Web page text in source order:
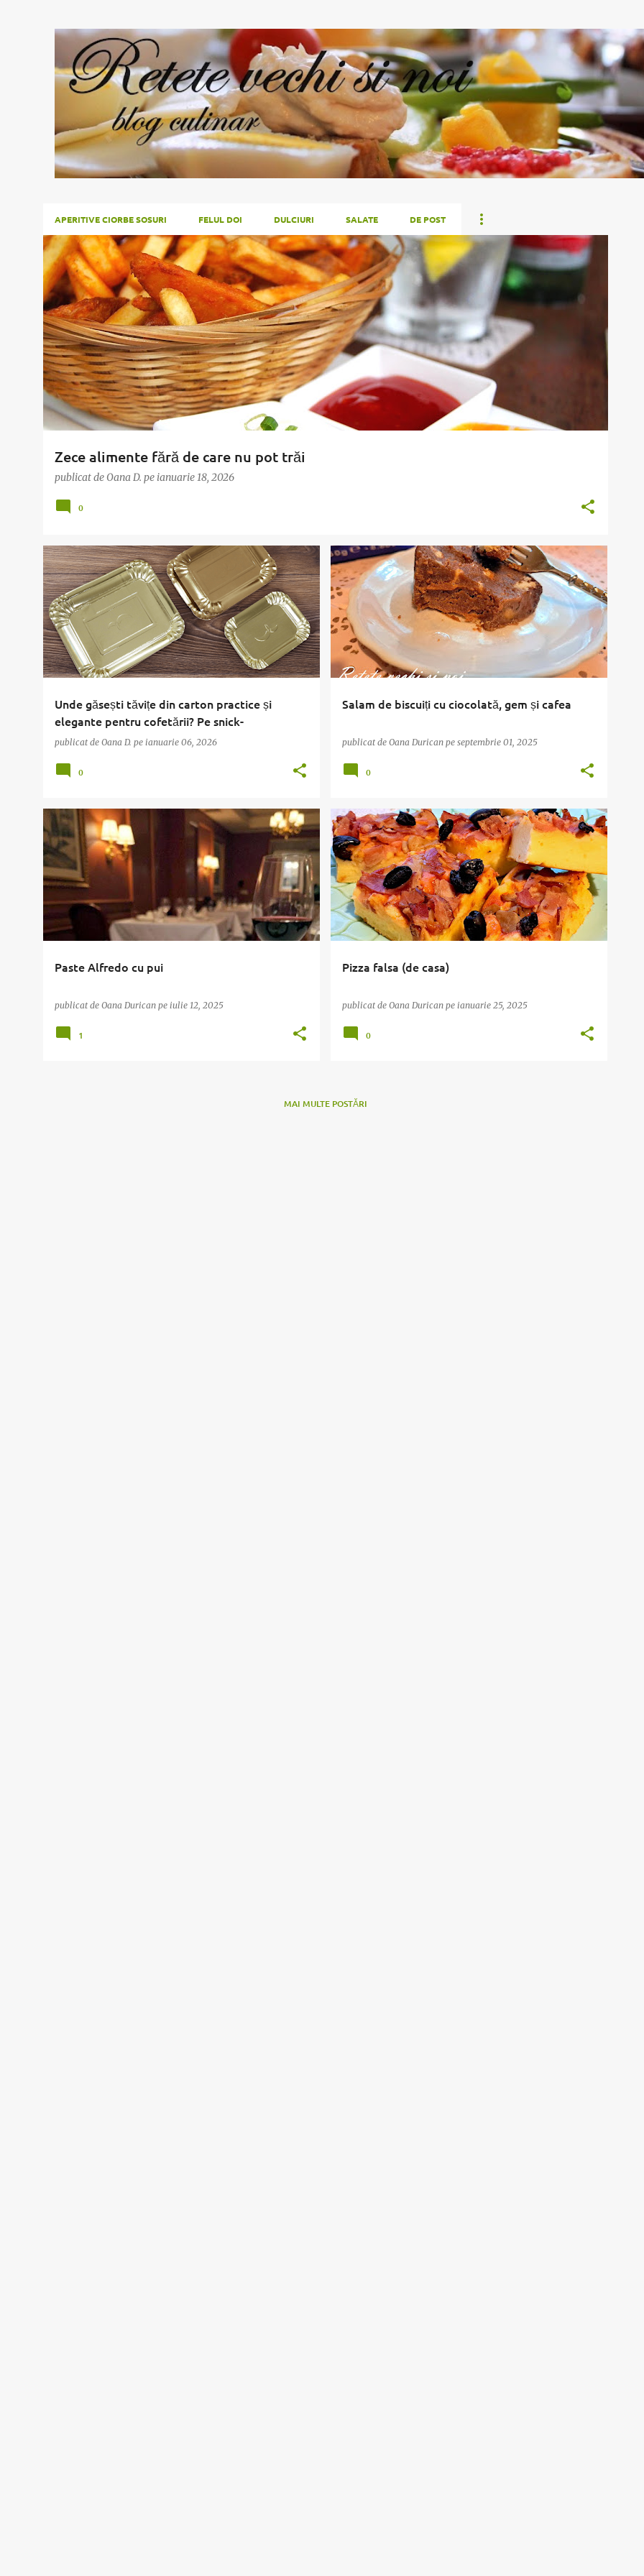
APERITIVE CIORBE SOSURI FELUL DOI DULCIURI SALATE DE POST
P
o
s
t
ă
r
i
Zece alimente fără de care nu pot trăi
publicat de Oana D. pe ianuarie 18, 2026
LEAPSA
0
Unde găsești tăvițe din carton practice și
elegante pentru cofetării? Pe snick-
ambalaje.com!
publicat de Oana D. pe ianuarie 06, 2026
AMBALAJE ARTICOL COFETARIE
PATISERIE
SNICK
+
TAVITE
0
Salam de biscuiți cu ciocolată, gem și cafea
publicat de Oana Durican pe septembrie 01, 2025
CAFEA DESERT DULCIURI
RETETE TRADITIONALE
+
SALAM DE BISCUITI
0
Paste Alfredo cu pui
publicat de Oana Durican pe iulie 12, 2025
CARNE DE PUI PASTE RETETE INTERNATIONALE +1
1
Pizza falsa (de casa)
publicat de Oana Durican pe ianuarie 25, 2025
APERITIVE PIZZA PIZZA FALSA RETETE MODERNE
0
MAI MULTE POSTĂRI